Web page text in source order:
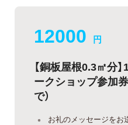
12000 円
【銅板屋根0.3㎡分
ークショップ参加
で）
お礼のメッセージをお